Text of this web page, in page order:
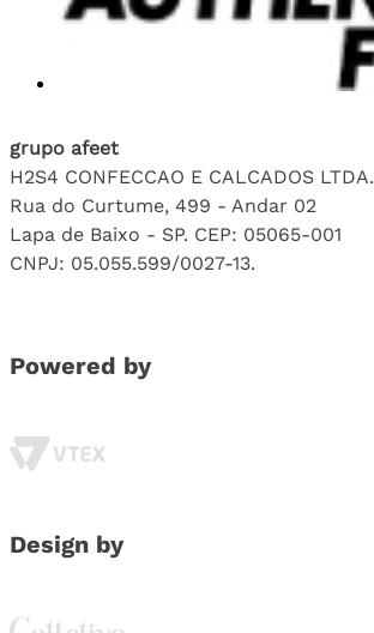
grupo afeet
H2S4 CONFECCAO E CALCADOS LTDA.
Rua do Curtume, 499 - Andar 02
Lapa de Baixo - SP. CEP: 05065-001
CNPJ: 05.055.599/0027-13.
Powered by
Design by